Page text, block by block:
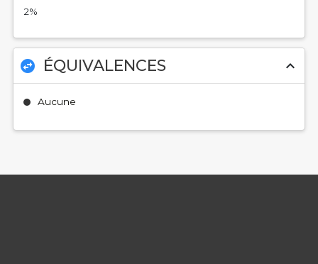
2%
swap_horizontal_circle ÉQUIVALENCES expand_less
Aucune